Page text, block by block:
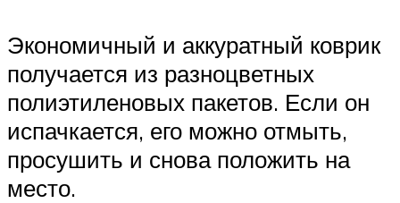
Экономичный и аккуратный коврик
получается из разноцветных
полиэтиленовых пакетов. Если он
испачкается, его можно отмыть,
просушить и снова положить на
место.